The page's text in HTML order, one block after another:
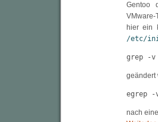
Gentoo
hier ein
/etc/
grep -
geändert
egrep
nach